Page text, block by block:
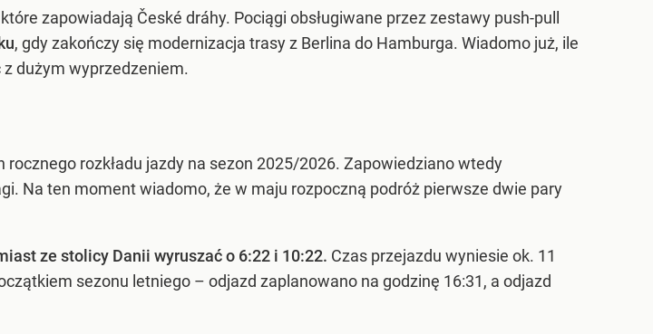
zapowiadają České dráhy. Pociągi obsługiwane przez zestawy push-pull
, gdy zakończy się modernizacja trasy z Berlina do Hamburga. Wiadomo już, ile
dużym wyprzedzeniem.
rocznego rozkładu jazdy na sezon 2025/2026. Zapowiedziano wtedy
Na ten moment wiadomo, że w maju rozpoczną podróż pierwsze dwie pary
ze stolicy Danii wyruszać o 6:22 i 10:22. Czas przejazdu wyniesie ok. 11
sezonu letniego – odjazd zaplanowano na godzinę 16:31, a odjazd